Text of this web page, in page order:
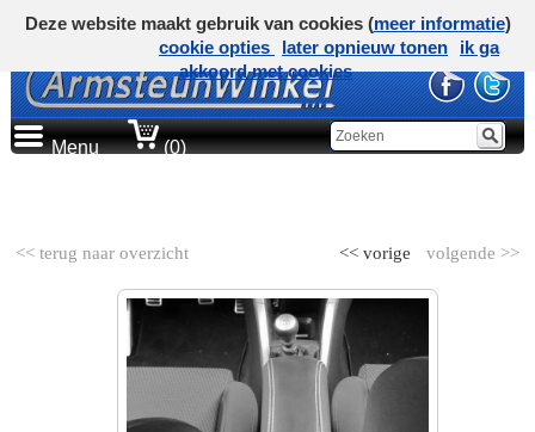
Menu (0)
<< terug naar overzicht volgende >>
<< vorige
Deze website maakt gebruik van cookies (meer informatie)
cookie opties
later opnieuw tonen
ik ga
akkoord met cookies